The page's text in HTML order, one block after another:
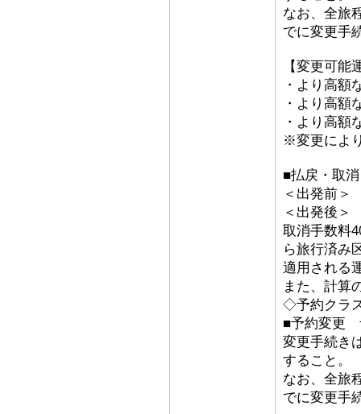
なお、全旅
でに変更手
【変更可能
・より高額
・より高額
・より高額
※変更によ
■払戻・取消
＜出発前＞
＜出発後
取消手数料
ら旅行済み
適用される
また、計算
◇予約クラ
■予約変更
変更手続き
すること。
なお、全旅
でに変更手